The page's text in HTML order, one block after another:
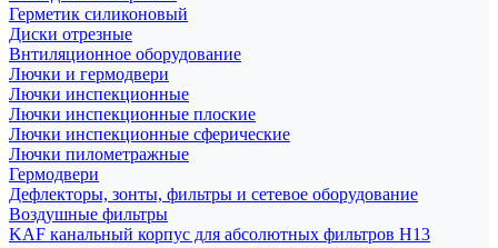
Герметик силиконовый
Диски отрезные
Внтиляционное оборудование
Лючки и гермодвери
Лючки инспекционные
Лючки инспекционные плоские
Лючки инспекционные сферические
Лючки пилометражные
Гермодвери
Дефлекторы, зонты, фильтры и сетевое оборудование
Воздушные фильтры
KAF канальный корпус для абсолютных фильтров H13